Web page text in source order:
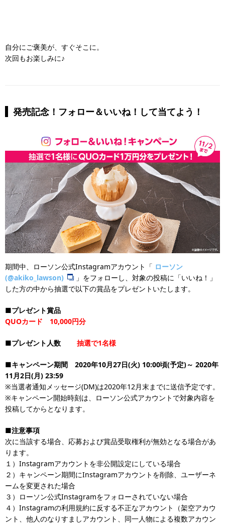
自分にご褒美が、すぐそこに。
次回もお楽しみに♪
発売記念！フォロー＆いいね！して当てよう！
期間中、ローソン公式Instagramアカウント「 ローソン
(@akiko_lawson)
」をフォローし、対象の投稿に「いいね！」
した方の中から抽選で以下の賞品をプレゼントいたします。
■プレゼント賞品
QUOカード 10,000円分
■プレゼント人数 抽選で1名様
■キャンペーン期間 2020年10月27日(火) 10:00頃(予定)～ 2020年
11月2日(月) 23:59
※当選者通知メッセージ(DM)は2020年12月末までに送信予定です。
※キャンペーン開始時刻は、ローソン公式アカウントで対象内容を
投稿してからとなります。
■注意事項
次に当該する場合、応募および賞品受取権利が無効となる場合があ
ります。
１）Instagramアカウントを非公開設定にしている場合
２）キャンペーン期間にInstagramアカウントを削除、ユーザーネ
ームを変更された場合
３）ローソン公式Instagramをフォローされていない場合
４）Instagramの利用規約に反する不正なアカウント（架空アカウ
ント、他人のなりすましアカウント、同一人物による複数アカウン